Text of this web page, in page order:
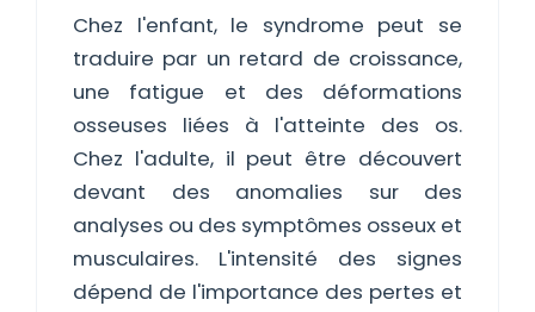
Chez l'enfant, le syndrome peut se
traduire par un retard de croissance,
une fatigue et des déformations
osseuses liées à l'atteinte des os.
Chez l'adulte, il peut être découvert
devant des anomalies sur des
analyses ou des symptômes osseux et
musculaires. L'intensité des signes
dépend de l'importance des pertes et